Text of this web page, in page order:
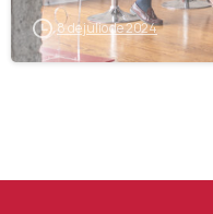
8 de julio de 2024